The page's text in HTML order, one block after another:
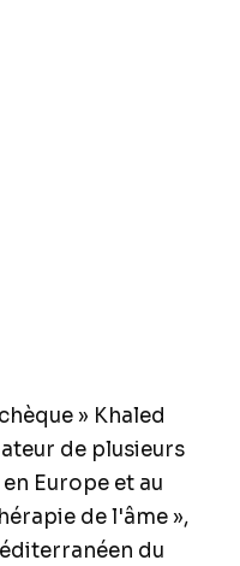
» Khaled
de plusieurs
Europe et au
de l'âme »,
du